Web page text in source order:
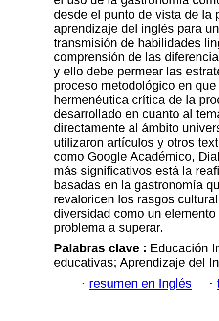
desde el punto de vista de la
aprendizaje del inglés para
transmisión de habilidades
comprensión de las
y ello debe permear las
proceso metodológico en
hermenéutica crítica de la
desarrollado en cuanto al
directamente al ámbito
utilizaron artículos y otros
como Google Académico,
más significativos está la
basadas en la gastronomía
revaloricen los rasgos
diversidad como un
problema a superar.
Palabras clave : Educación
educativas; Aprendizaje del
· resumen en Inglés ·